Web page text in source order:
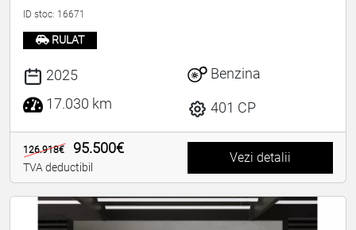
ID stoc: 16671
RULAT
2025
17.030 km
Benzina
401 CP
126.918€ 95.500€
TVA deductibil
Vezi detalii